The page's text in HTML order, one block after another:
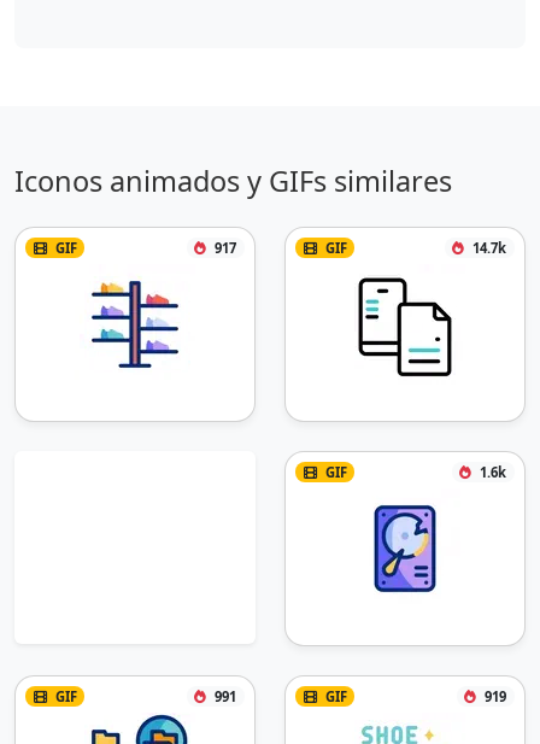
Iconos animados y GIFs similares
GIF 917 GIF 14.7k
GIF 1.6k
GIF 991 GIF 919